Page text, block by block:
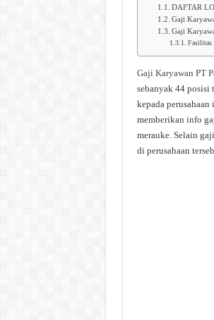
DAFTAR
Gaji
Gaji
Fasilitas
Gaji Karyawan PT
sebanyak 44 posisi
kepada
memberikan info
merauke. Selain
di perusahaan